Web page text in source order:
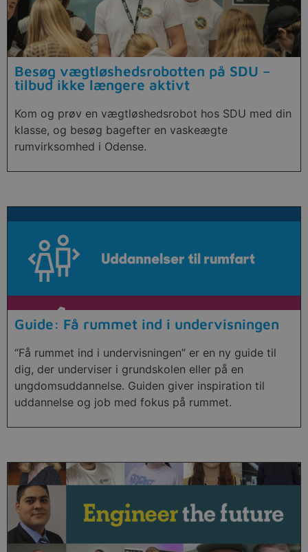
Besøg vægtløshedsrobotten på SDU –
tilbud ikke længere aktivt
Kom og prøv en vægtløshedsrobot hos SDU med din
klasse, og besøg bagefter en vaskeægte
rumvirksomhed i Odense.
Guide: Få rummet ind i undervisningen
“Få rummet ind i undervisningen” er en ny guide til
dig, der underviser i grundskolen eller på en
ungdomsuddannelse. Guiden giver inspiration til
uddannelse og job med fokus på rummet.